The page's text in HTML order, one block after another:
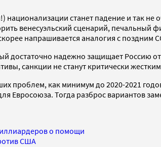
станет падение и так
венесуэльский сценарий,
напрашивается аналогия с поздним
достаточно надежно защищает Россию
санкции не станут критически
проблем, как минимум до 2020-2021
Евросоюза. Тогда разброс вариантов
о помощи
США